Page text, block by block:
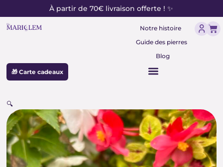
au
contenu
À partir de 70€ livraison offerte ! ✨
Notre histoire
Guide des pierres
Blog
🎁 Carte cadeaux
🔍